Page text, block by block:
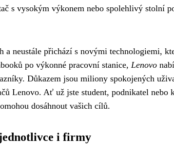
s vysokým výkonem nebo spolehlivý stolní
a neustále přichází s novými technologiemi,
po výkonné pracovní stanice, Lenovo
Důkazem jsou miliony spokojených
Lenovo. Ať už jste student, podnikatel nebo
dosáhnout vašich cílů.
i firmy